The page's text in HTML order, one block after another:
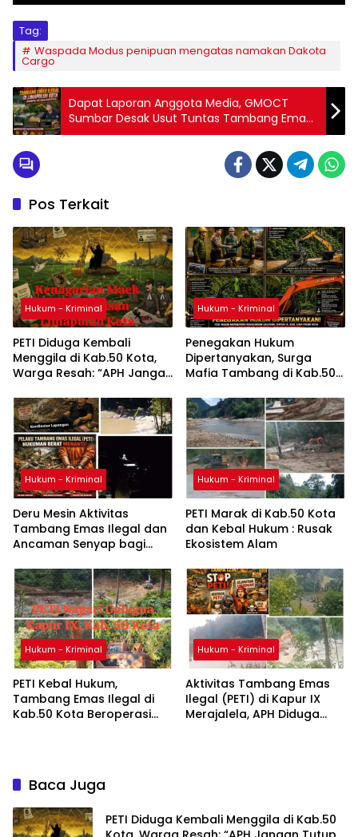
Tag:
Waspada Modus penipuan mengatas namakan Dakota
Cargo
Dapat Laporan Anggota Media, GMOCT
Sumbar Desak Usut Tuntas Tambang Emas
Ilegal di Limapuluh Kota Sampai ke
Pos Terkait
Hukum - Kriminal
PETI Diduga Kembali
Menggila di Kab.50 Kota,
Warga Resah: “APH Jangan
Aktor di Belakangnya”
Hukum - Kriminal
Penegakan Hukum
Dipertanyakan, Surga
Mafia Tambang di Kab.50
Mengepung Kapur IX, Alam
Rusak
Hukum - Kriminal
Deru Mesin Aktivitas
Tambang Emas Ilegal dan
Ancaman Senyap bagi
Hukum - Kriminal
PETI Marak di Kab.50 Kota
dan Kebal Hukum : Rusak
Ekosistem Alam
Hukum - Kriminal
PETI Kebal Hukum,
Tambang Emas Ilegal di
Kab.50 Kota Beroperasi
Hukum - Kriminal
Aktivitas Tambang Emas
Ilegal (PETI) di Kapur IX
Merajalela, APH Diduga
Baca Juga
PETI Diduga Kembali Menggila di Kab.50